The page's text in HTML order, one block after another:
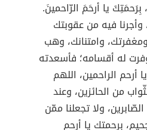
يا أرحَمَ الرّاحمينَ.
فيه من عقوبتك
وامتنانك، وهب
وفرت له أقسامه؛ فأسعدته
أرحم الراحمين، اللهم
من الحائزين، وعند
ولا تجعلنا ممّن
برحمتك يا أرحم